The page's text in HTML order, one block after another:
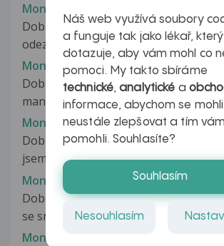
Mononukleóza
Dobrý den, chtěl bych se zeptat, za
odezní bolesti v krku při
Mononukleoza
Dobry den asi před 14ti dny se mi
mandle v krku..vubec mě to...
Mononukleoza
Dobrý den, potřebovala bych
jsem mononukleozu někdy v
Mononukleoza
Dobrý den,už druhý rok mám
se snažím dodržovat, vyzkoušela...
Mononukleoza
Náš web využívá soubory
a funguje tak jako lékař,
dotazuje, aby vám mohl co
pomoci. My takto sbíráme
technické,analytické a
informace, abychom se mohli
neustále zlepšovat a tím
pomohli. Souhlasíte?
Souhlasím
Nesouhlasím